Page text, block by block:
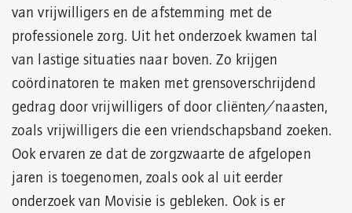
van vrijwilligers en de afstemming met de
professionele zorg. Uit het onderzoek kwamen tal
van lastige situaties naar boven. Zo krijgen
coördinatoren te maken met grensoverschrijdend
gedrag door vrijwilligers of door cliënten/naasten,
zoals vrijwilligers die een vriendschapsband zoeken.
Ook ervaren ze dat de zorgzwaarte de afgelopen
jaren is toegenomen, zoals ook al uit eerder
onderzoek van Movisie is gebleken. Ook is er